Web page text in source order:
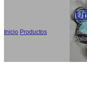
Inicio Productos
Marca del
Colors TPO-Free Nail Gel